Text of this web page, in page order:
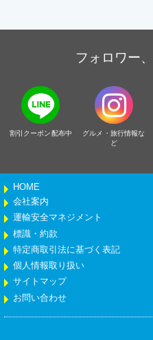
フォロワー
割引クーポン配布中
グルメ・旅行情報な
ど
HOME
会社案内
運輸安全マネジメント
標識・約款
特定商取引法に基づく表記
個人情報取り扱い
サイトマップ
お問い合わせ